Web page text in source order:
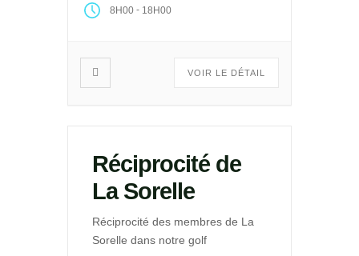
8H00 - 18H00
VOIR LE DÉTAIL
Réciprocité de
La Sorelle
Réciprocité des membres de La
Sorelle dans notre golf